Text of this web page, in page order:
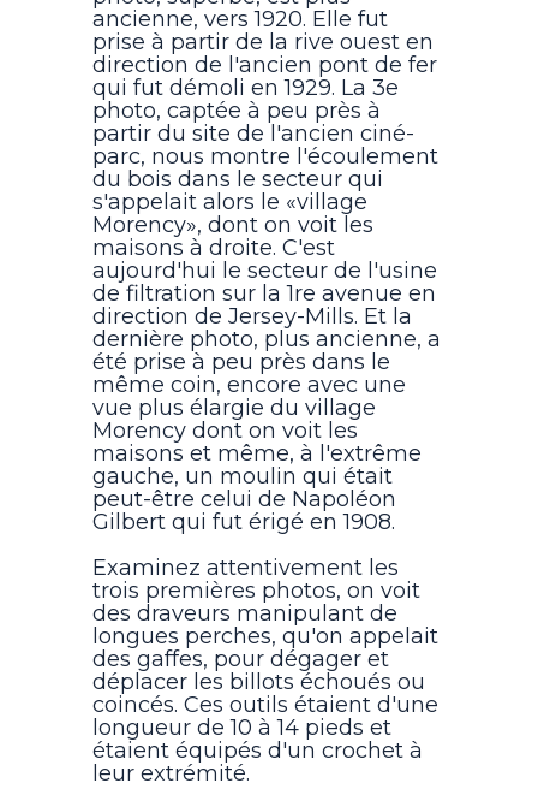
ancienne, vers 1920. Elle fut
prise à partir de la rive ouest en
direction de l'ancien pont de fer
qui fut démoli en 1929. La 3e
photo, captée à peu près à
partir du site de l'ancien ciné-
parc, nous montre l'écoulement
du bois dans le secteur qui
s'appelait alors le «village
Morency», dont on voit les
maisons à droite. C'est
aujourd'hui le secteur de l'usine
de filtration sur la 1re avenue en
direction de Jersey-Mills. Et la
dernière photo, plus ancienne, a
été prise à peu près dans le
même coin, encore avec une
vue plus élargie du village
Morency dont on voit les
maisons et même, à l'extrême
gauche, un moulin qui était
peut-être celui de Napoléon
Gilbert qui fut érigé en 1908.
Examinez attentivement les
trois premières photos, on voit
des draveurs manipulant de
longues perches, qu'on appelait
des gaffes, pour dégager et
déplacer les billots échoués ou
coincés. Ces outils étaient d'une
longueur de 10 à 14 pieds et
étaient équipés d'un crochet à
leur extrémité.